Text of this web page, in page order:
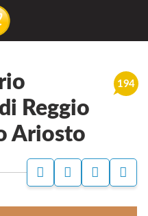
194
Reggio
Ariosto